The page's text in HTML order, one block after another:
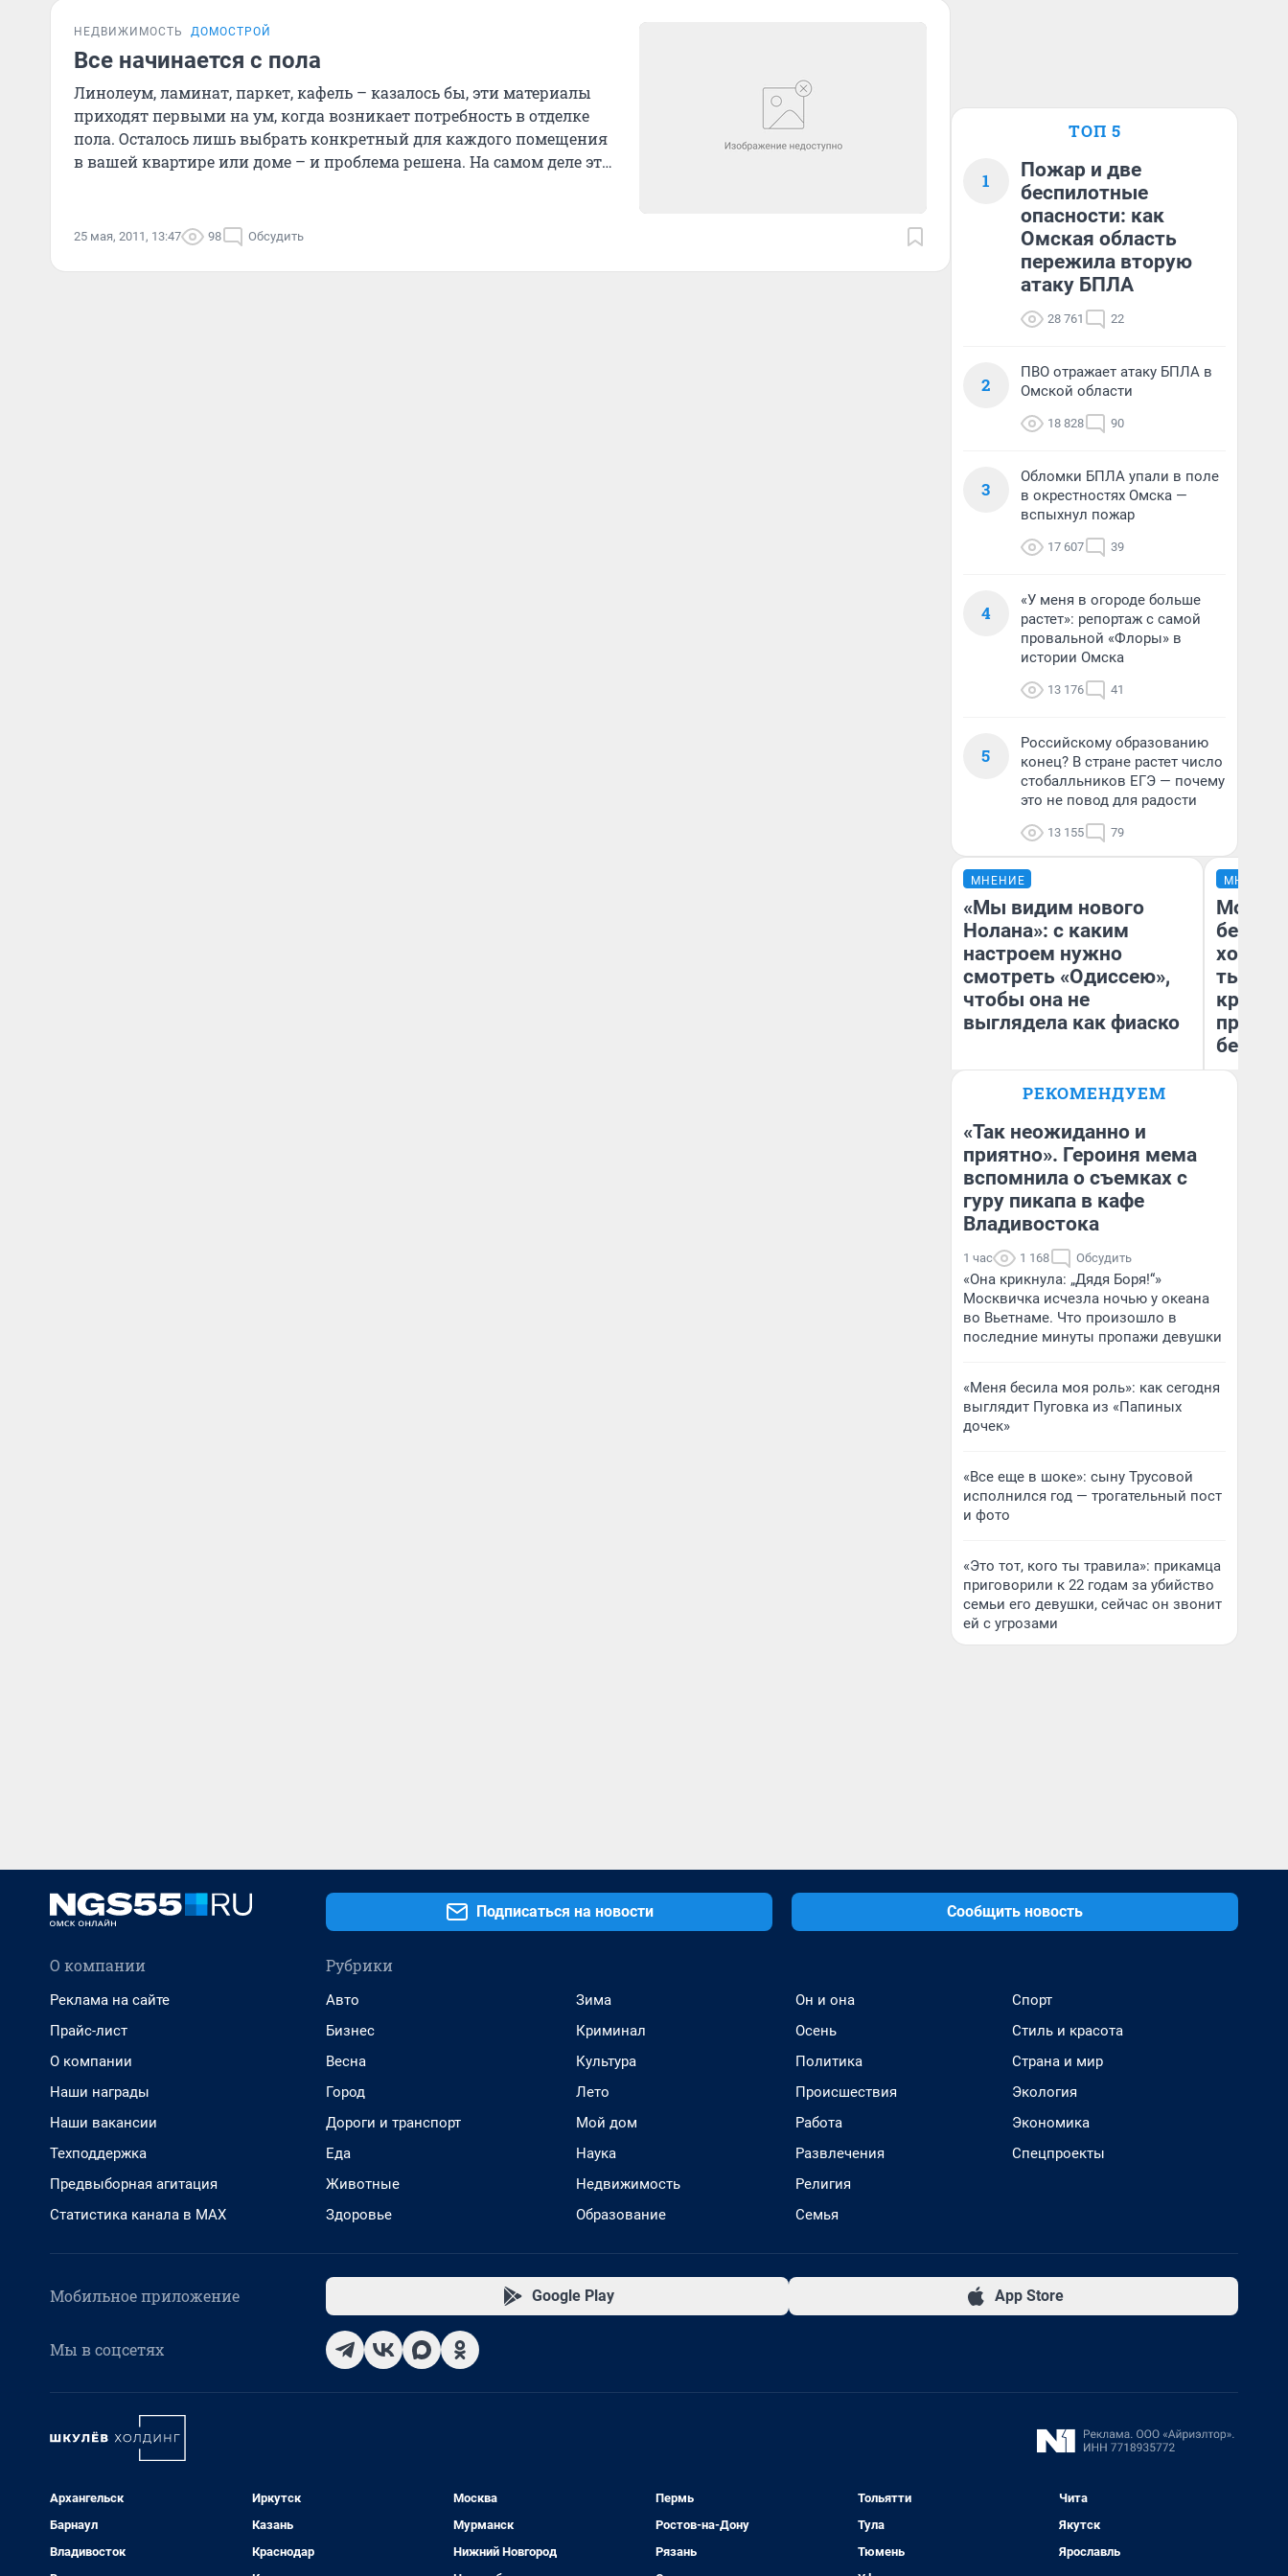
НЕДВИЖИМОСТЬ ДОМОСТРОЙ
Все начинается с пола
Линолеум, ламинат, паркет, кафель – казалось бы, эти материалы
приходят первыми на ум, когда возникает потребность в отделке
пола. Осталось лишь выбрать конкретный для каждого помещения
в вашей квартире или доме – и проблема решена. На самом деле это
25 мая, 2011, 13:47 98 Обсудить
ТОП 5
1
Пожар и две
беспилотные
опасности: как
Омская область
пережила вторую
атаку БПЛА
28 761 22
2
ПВО отражает атаку БПЛА в
Омской области
18 828 90
3
Обломки БПЛА упали в поле
в окрестностях Омска —
вспыхнул пожар
17 607 39
4
«У меня в огороде больше
растет»: репортаж с самой
провальной «Флоры» в
истории Омска
13 176 41
5
Российскому образованию
конец? В стране растет число
стобалльников ЕГЭ — почему
это не повод для радости
13 155 79
МНЕНИЕ
«Мы видим нового
Нолана»: с каким
настроем нужно
смотреть «Одиссею»,
чтобы она не
выглядела как фиаско
Надежда Губарь
МНЕНИЕ
Мой
хотела
тысяч,
РЕКОМЕНДУЕМ
«Так неожиданно и
приятно». Героиня мема
вспомнила о съемках с
гуру пикапа в кафе
Владивостока
1 час 1 168 Обсудить
«Она крикнула: „Дядя Боря!“»
Москвичка исчезла ночью у океана
во Вьетнаме. Что произошло в
последние минуты пропажи девушки
«Меня бесила моя роль»: как сегодня
выглядит Пуговка из «Папиных
дочек»
«Все еще в шоке»: сыну Трусовой
исполнился год — трогательный пост
и фото
«Это тот, кого ты травила»: прикамца
приговорили к 22 годам за убийство
семьи его девушки, сейчас он звонит
ей с угрозами
Подписаться на новости Сообщить новость
О компании
Реклама на сайте
Прайс-лист
О компании
Наши награды
Наши вакансии
Техподдержка
Предвыборная агитация
Статистика канала в MAX
Рубрики
Авто
Бизнес
Весна
Город
Дороги и транспорт
Еда
Животные
Здоровье
Зима
Криминал
Культура
Лето
Мой дом
Наука
Недвижимость
Образование
Он и она
Осень
Политика
Происшествия
Работа
Развлечения
Религия
Семья
Спорт
Стиль и красота
Страна и мир
Экология
Экономика
Спецпроекты
Мобильное приложение Google Play App Store
Мы в соцсетях
Архангельск
Барнаул
Владивосток
Иркутск
Казань
Краснодар
Москва
Мурманск
Нижний Новгород
Пермь
Ростов-на-Дону
Рязань
Тольятти
Тула
Тюмень
Чита
Якутск
Ярославль